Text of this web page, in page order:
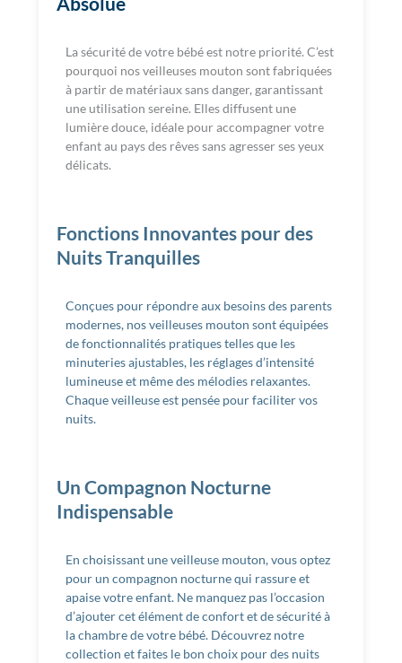
La sécurité de votre bébé est notre priorité. C’est
pourquoi nos veilleuses mouton sont fabriquées
à partir de matériaux sans danger, garantissant
une utilisation sereine. Elles diffusent une
lumière douce, idéale pour accompagner votre
enfant au pays des rêves sans agresser ses yeux
délicats.
Fonctions Innovantes pour des
Nuits Tranquilles
Conçues pour répondre aux besoins des parents
modernes, nos veilleuses mouton sont équipées
de fonctionnalités pratiques telles que les
minuteries ajustables, les réglages d’intensité
lumineuse et même des mélodies relaxantes.
Chaque veilleuse est pensée pour faciliter vos
nuits.
Un Compagnon Nocturne
Indispensable
En choisissant une veilleuse mouton, vous optez
pour un compagnon nocturne qui rassure et
apaise votre enfant. Ne manquez pas l’occasion
d’ajouter cet élément de confort et de sécurité à
la chambre de votre bébé. Découvrez notre
collection et faites le bon choix pour des nuits